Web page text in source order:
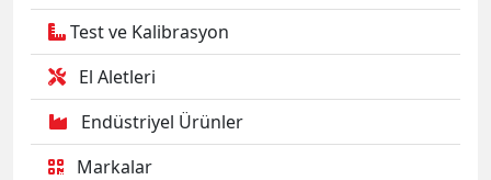
Test ve Kalibrasyon
El Aletleri
Endüstriyel Ürünler
Markalar